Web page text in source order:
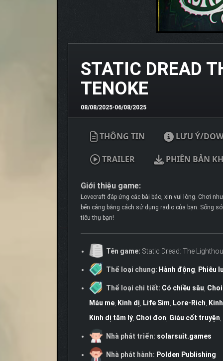
STATIC DREAD
TENOKE
08/08/2025•06/08/2025
THÔNG TIN LƯU Ý/
TRAILER PHIÊN BẢN
Giới thiệu game:
Lovecraft đáp ứng các bài báo, xin vui lòng. Chơi
bến cảng bằng cách sử dụng radio của bạn. Sống
tiêu thụ bạn!
Tên game: Static Dread: The
Thể loại chung: Hành động, Phiêu
Thể loại chi tiết: Có chiều sâu,
Máu me, Kinh dị, Life Sim, Lore-Rich,
Kinh dị tâm lý, Chơi đơn, Giàu cốt truyện,
Nhà phát triển: solarsuit.games
Nhà phát hành: Polden Publishing